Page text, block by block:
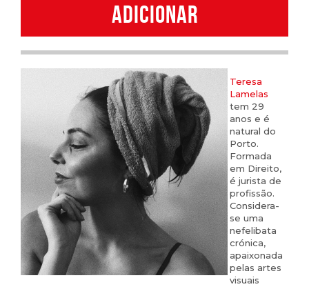
ADICIONAR
Teresa
Lamelas
tem 29
anos e é
natural do
Porto.
Formada
em Direito,
é jurista de
profissão.
Considera-
se uma
nefelibata
crónica,
apaixonada
pelas artes
visuais